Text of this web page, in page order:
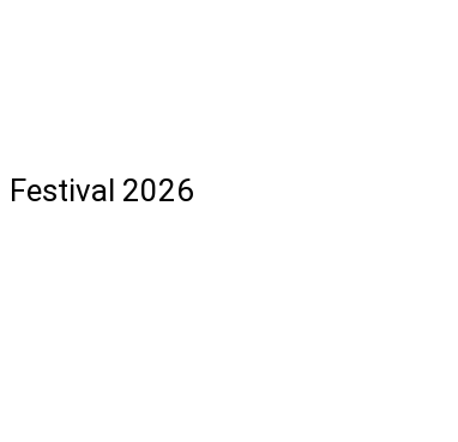
Festival 2026